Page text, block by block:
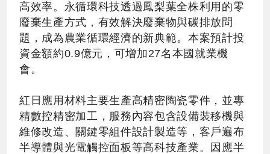
高效率。永循環科技透過鳳梨葉全株利用的零
廢棄生產方式，有效解決廢棄物與碳排放問
題，成為農業循環經濟的新典範。本案預計投
資金額約0.9億元，可增加27名本國就業機
會。
紅日應用材料主要生產高精密陶瓷零件，並專
精數控精密加工，服務內容包含設備裝移機與
維修改造、關鍵零組件設計製造等，客戶遍布
半導體與光電觸控面板等高科技產業。因應半